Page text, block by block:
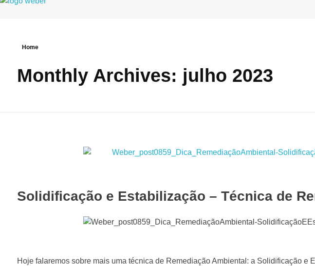
Home
Monthly Archives: julho 2023
Solidificação e Estabilização – Técnica de
Hoje falaremos sobre mais uma técnica de Remediação Ambiental: a Solidificação e